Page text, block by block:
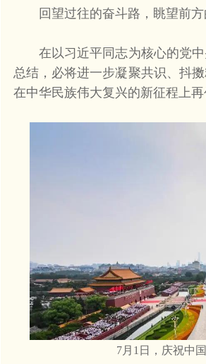
回望过往的奋斗路，眺望前方
在以习近平同志为核心的党中
总结，必将进一步凝聚共识、抖
在中华民族伟大复兴的新征程上再
7月 1 日，庆祝中